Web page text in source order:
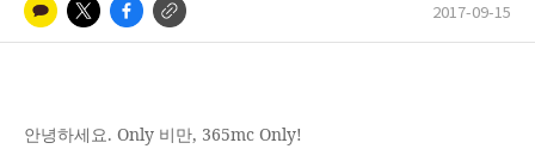
2017-09-15
안녕하세요. Only 비만, 365mc Only!